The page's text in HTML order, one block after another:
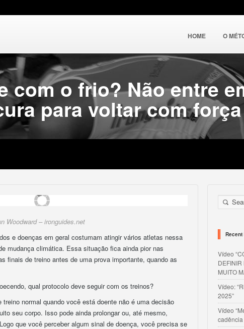
HOME O
com o frio? Não entre
para voltar com
Woodward – ironguides.net
e doenças em geral costumam atingir vários atletas nessa
mudança climática. Essa situação fica ainda pior nas
finais de treino antes de uma prova importante, quando as
qual protocolo deve seguir com os treinos?
normal quando você está doente não é uma decisão
seu corpo. Isso pode ainda prolongar ou, até mesmo,
que você perceber algum sinal de doença, você precisa se
Vídeo
DEFINIR
MUITO
Vídeo:
2025”
Vídeo